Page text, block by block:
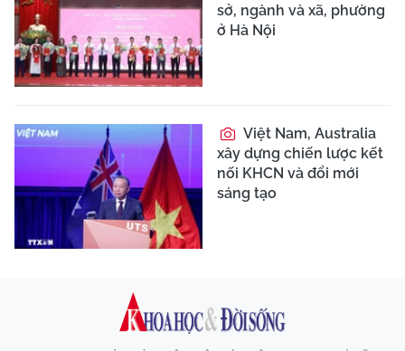
sở, ngành và xã, phường
ở Hà Nội
Việt Nam, Australia
xây dựng chiến lược kết
nối KHCN và đổi mới
sáng tạo